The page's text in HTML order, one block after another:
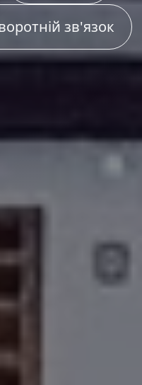
зв'язок